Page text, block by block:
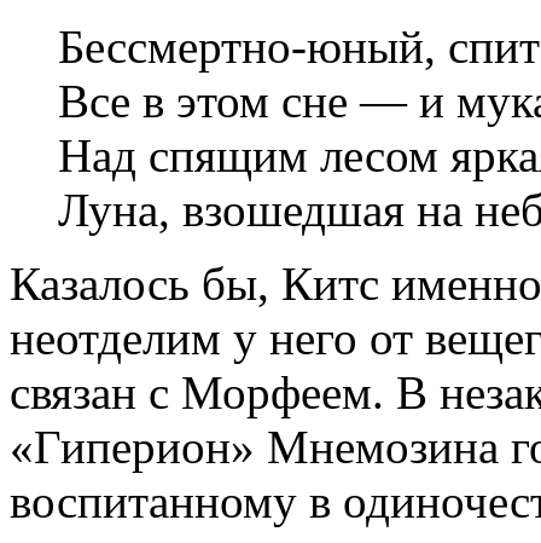
Бессмертно-юный,
Все в этом сне — и
Над спящим лесом
Луна, взошедшая на
Казалось бы, Китс
неотделим у него от
связан с Морфеем. В
«Гиперион» Мнемозина
воспитанному в